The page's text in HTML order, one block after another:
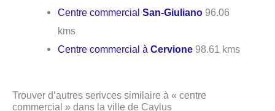
Centre commercialSan-Giuliano 96.06
kms
Centre commercial àCervione 98.61 kms
Trouver d’autres serivces similaire à « centre
commercial » dans la ville de Caylus